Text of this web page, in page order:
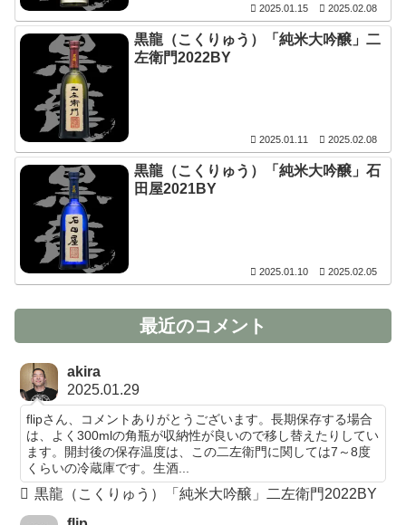
2025.01.15 2025.02.08
黒龍（こくりゅう）「純米大吟醸」二
左衛門2022BY
2025.01.11 2025.02.08
黒龍（こくりゅう）「純米大吟醸」石
田屋2021BY
2025.01.10 2025.02.05
最近のコメント
akira
2025.01.29
flipさん、コメントありがとうございます。長期保存する場合
は、よく300mlの角瓶が収納性が良いので移し替えたりしてい
ます。開封後の保存温度は、この二左衛門に関しては7～8度
くらいの冷蔵庫です。生酒...
黒龍（こくりゅう）「純米大吟醸」二左衛門2022BY